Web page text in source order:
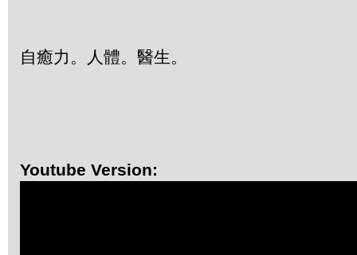
自癒力。人體。醫生。
Youtube Version: